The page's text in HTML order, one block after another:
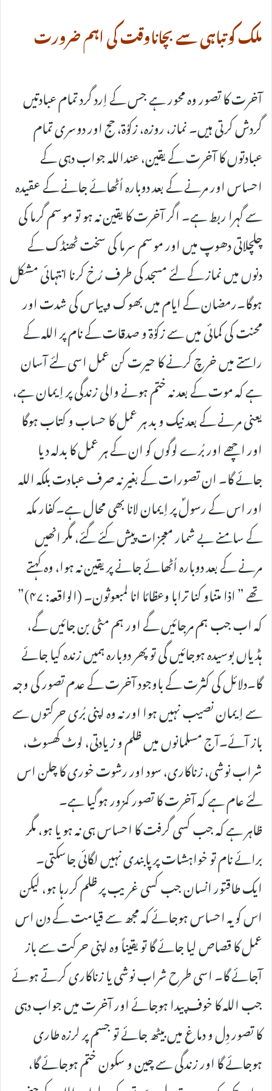
ملک کوتباہی سے بچاناوقت کی اہم ضرورت
آخرت کا تصور وہ محور ہے جس کے اِرد گرد تمام عبادتیں
گردش کرتی ہیں۔ نماز، روزہ، زکوٰۃ، حج اور دوسری تمام
عبادتوں کا آخرت کے یقین، عنداللہ جواب دہی کے
احساس اور مرنے کے بعد دوبارہ اُٹھائے جانے کے عقیدہ
سے گہرا ربط ہے۔ اگر آخرت کا یقین نہ ہو تو موسم گرما کی
چلچلاتی دھوپ میں اور موسم سرما کی سخت ٹھنڈک کے
دنوں میں نماز کے لئے مسجد کی طرف رُخ کرنا انتہائی مشکل
ہوگا۔رمضان کے ایام میں بھوک و پیاس کی شدت اور
محنت کی کمائی میں سے زکوٰۃ و صدقات کے نام پر اللہ کے
راستے میں خرچ کرنے کا حیرت کن عمل اسی لئے آسان
ہے کہ موت کے بعد نہ ختم ہونے والی زندگی پر اِیمان ہے،
یعنی مرنے کے بعد نیک و بد ہر عمل کا حساب و کتاب ہوگا
اور اچھے اور بُرے لوگوں کو ان کے ہر عمل کا بدلہ دیا
جائے گا۔ ان تصورات کے بغیر نہ صرف عبادت بلکہ اللہ
اور اس کے رسولؐ پر اِیمان لانا بھی محال ہے۔کفار مکہ
کے سامنے بے شمار معجزات پیش کئے گئے، مگر انھیں
مرنے کے بعد دوبارہ اُٹھائے جانے پر یقین نہ ہوا، وہ کہتے
تھے ” اذا متناو کنا ترابا وعظامًا انا لمبعوثون۔ (الواقعہ: ۴۷)”
کہ اب جب ہم مرجائیں گے اور ہم مٹی بن جائیں گے،
ہڈیاں بوسیدہ ہوجائیں گی تو پھر دوبارہ ہمیں زندہ کیا جائے
گا۔دلائل کی کثرت کے باوجود آخرت کے عدم تصور کی وجہ
سے اِیمان نصیب نہیں ہوا اور نہ وہ اپنی بُری حرکتوں سے
باز آئے۔آج مسلمانوں میں ظلم و زیادتی، لوٹ کھسوٹ،
شراب نوشی، زناکاری، سود اور رشوت خوری کا چلن اس
لئے عام ہے کہ آخرت کا تصور کمزور ہوگیا ہے۔
ظاہر ہے کہ جب کسی گرفت کا احساس ہی نہ ہو یا ہو، مگر
برائے نام تو خواہشات پر پابندی نہیں لگائی جاسکتی۔
ایک طاقتور انسان جب کسی غریب پر ظلم کررہا ہو، لیکن
اس کو یہ احساس ہوجائے کہ مجھ سے قیامت کے دن اس
عمل کا قصاص لیا جائے گا تو یقیناً وہ اپنی حرکت سے باز
آجائے گا۔ اسی طرح شراب نوشی یا زناکاری کرتے ہوئے
جب اللہ کا خوف پیدا ہوجائے اور آخرت میں جواب دہی
کا تصور دِل و دماغ میں بیٹھ جائے تو جسم پر لرزہ طاری
ہوجائے گا اور زندگی سے چین و سکون ختم ہوجائے گا،